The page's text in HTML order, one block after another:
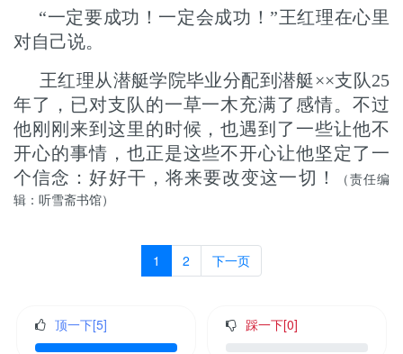
“一定要成功！一定会成功！”王红理在心里
对自己说。
王红理从潜艇学院毕业分配到潜艇××支队25
年了，已对支队的一草一木充满了感情。不过
他刚刚来到这里的时候，也遇到了一些让他不
开心的事情，也正是这些不开心让他坚定了一
个信念：好好干，将来要改变这一切！
（责任编
辑：听雪斋书馆）
1 2 下一页
顶一下[5] 踩一下[0]